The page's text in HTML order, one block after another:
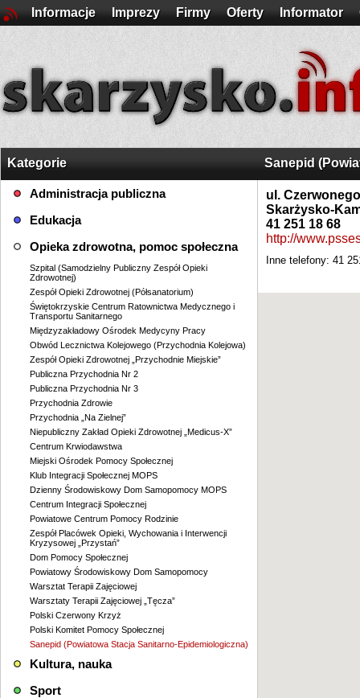
Informacje Imprezy Firmy Oferty Informator
Kategorie
Administracja publiczna
Edukacja
Opieka zdrowotna, pomoc społeczna
Szpital (Samodzielny Publiczny Zespół Opieki
Zdrowotnej)
Zespół Opieki Zdrowotnej (Półsanatorium)
Świętokrzyskie Centrum Ratownictwa Medycznego i
Transportu Sanitarnego
Międzyzakładowy Ośrodek Medycyny Pracy
Obwód Lecznictwa Kolejowego (Przychodnia Kolejowa)
Zespół Opieki Zdrowotnej „Przychodnie Miejskie”
Publiczna Przychodnia Nr 2
Publiczna Przychodnia Nr 3
Przychodnia Zdrowie
Przychodnia „Na Zielnej”
Niepubliczny Zakład Opieki Zdrowotnej „Medicus-X”
Centrum Krwiodawstwa
Miejski Ośrodek Pomocy Społecznej
Klub Integracji Społecznej MOPS
Dzienny Środowiskowy Dom Samopomocy MOPS
Centrum Integracji Społecznej
Powiatowe Centrum Pomocy Rodzinie
Zespół Placówek Opieki, Wychowania i Interwencji
Kryzysowej „Przystań”
Dom Pomocy Społecznej
Powiatowy Środowiskowy Dom Samopomocy
Warsztat Terapii Zajęciowej
Warsztaty Terapii Zajęciowej „Tęcza”
Polski Czerwony Krzyż
Polski Komitet Pomocy Społecznej
Sanepid (Powiatowa Stacja Sanitarno-Epidemiologiczna)
Kultura, nauka
Sport
Sanepid
ul.
Skarżysko-
41 251 18 68
http://
Inne telefony: 41